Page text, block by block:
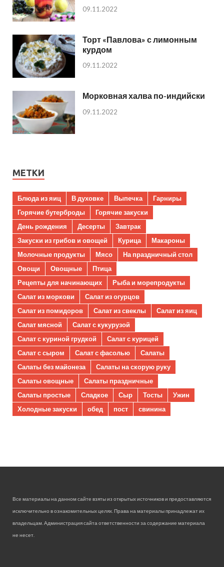
09.11.2022
Торт «Павлова» с лимонным
курдом
09.11.2022
Морковная халва по-индийски
09.11.2022
МЕТКИ
Блюда из яиц В духовке Выпечка
Гарниры
Горячие бутерброды
Горячие закуски
День рождения
Десерты
Завтрак
Закуски из грибов и овощей
Курица
Макароны
Молочные продукты
Мясо
На праздничный стол
Овощи
Овощные
Птица
Рецепты для начинающих
Рыба и морепродукты
Салат из моркови
Салат из огурцов
Салат из помидоров
Салат из свеклы
Салат из яиц
Салат мясной
Салат с кукурузой
Салат с куриной грудкой
Салат с курицей
Салат с сыром
Салат с фасолью
Салаты
Салаты без майонеза
Салаты на скорую руку
Салаты овощные
Салаты праздничные
Салаты простые
Сладкое Сыр Тосты
Ужин
Холодные закуски
обед пост свинина
Все материалы на данном сайте взяты из открытых источников и предоставляются
исключительно в ознакомительных целях. Права на материалы принадлежат их
владельцам. Администрация сайта ответственности за содержание материала
не несет.